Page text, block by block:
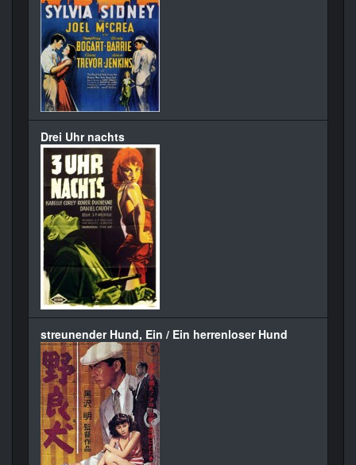
Drei Uhr nachts
streunender Hund, Ein / Ein herrenloser Hund